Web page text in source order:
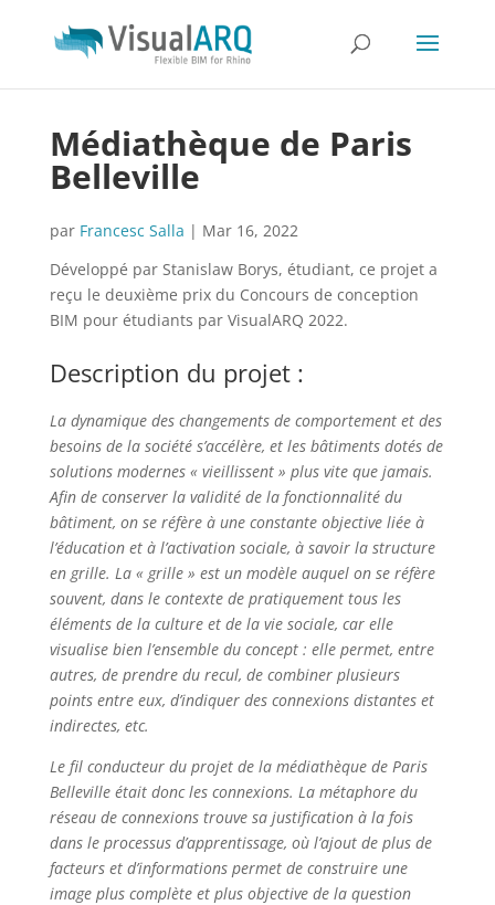
Médiathèque de Paris
Belleville
par Francesc Salla | Mar 16, 2022
Développé par Stanislaw Borys, étudiant, ce projet a
reçu le deuxième prix du Concours de conception
BIM pour étudiants par VisualARQ 2022.
Description du projet :
La dynamique des changements de comportement et des
besoins de la société s’accélère, et les bâtiments dotés de
solutions modernes « vieillissent » plus vite que jamais.
Afin de conserver la validité de la fonctionnalité du
bâtiment, on se réfère à une constante objective liée à
l’éducation et à l’activation sociale, à savoir la structure
en grille. La « grille » est un modèle auquel on se réfère
souvent, dans le contexte de pratiquement tous les
éléments de la culture et de la vie sociale, car elle
visualise bien l’ensemble du concept : elle permet, entre
autres, de prendre du recul, de combiner plusieurs
points entre eux, d’indiquer des connexions distantes et
indirectes, etc.
Le fil conducteur du projet de la médiathèque de Paris
Belleville était donc les connexions. La métaphore du
réseau de connexions trouve sa justification à la fois
dans le processus d’apprentissage, où l’ajout de plus de
facteurs et d’informations permet de construire une
image plus complète et plus objective de la question